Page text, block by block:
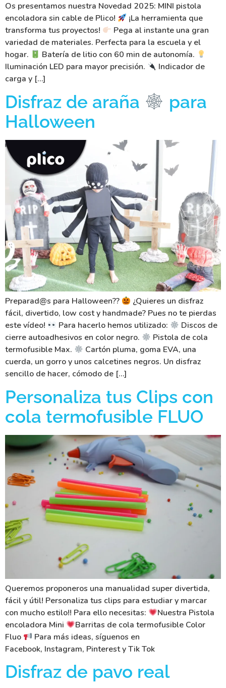
Os presentamos nuestra Novedad 2025: MINI pistola
encoladora sin cable de Plico!
¡La herramienta que
transforma tus proyectos!
Pega al instante una gran
variedad de materiales. Perfecta para la escuela y el
hogar.
Batería de litio con 60 min de autonomía.
Iluminación LED para mayor precisión.
Indicador de
carga y […]
Disfraz de araña
para
Halloween
Preparad@s para Halloween??
¿Quieres un disfraz
fácil, divertido, low cost y handmade? Pues no te pierdas
este vídeo!
Para hacerlo hemos utilizado:
Discos de
cierre autoadhesivos en color negro.
Pistola de cola
termofusible Max.
Cartón pluma, goma EVA, una
cuerda, un gorro y unos calcetines negros. Un disfraz
sencillo de hacer, cómodo de […]
Personaliza tus Clips con
cola termofusible FLUO
Queremos proponeros una manualidad super divertida,
fácil y útil! Personaliza tus clips para estudiar y marcar
con mucho estilo!! Para ello necesitas:
Nuestra Pistola
encoladora Mini
Barritas de cola termofusible Color
Fluo
Para más ideas, síguenos en
Facebook, Instagram, Pinterest y Tik Tok
Disfraz de pavo real